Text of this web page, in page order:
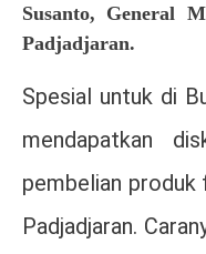
Susanto, General
Padjadjaran.
Spesial untuk di
mendapatkan
pembelian
Padjadjaran.